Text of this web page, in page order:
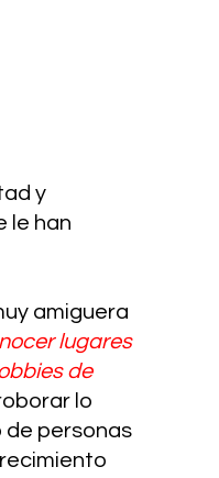
y
le han
amiguera
lugares
de
lo
de personas